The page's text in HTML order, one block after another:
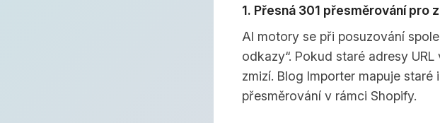
1. Přesná 301 přesměrování pro
AI motory se při posuzování
odkazy“. Pokud staré adresy
zmizí. Blog Importer mapuje
přesměrování v rámci Shopify.